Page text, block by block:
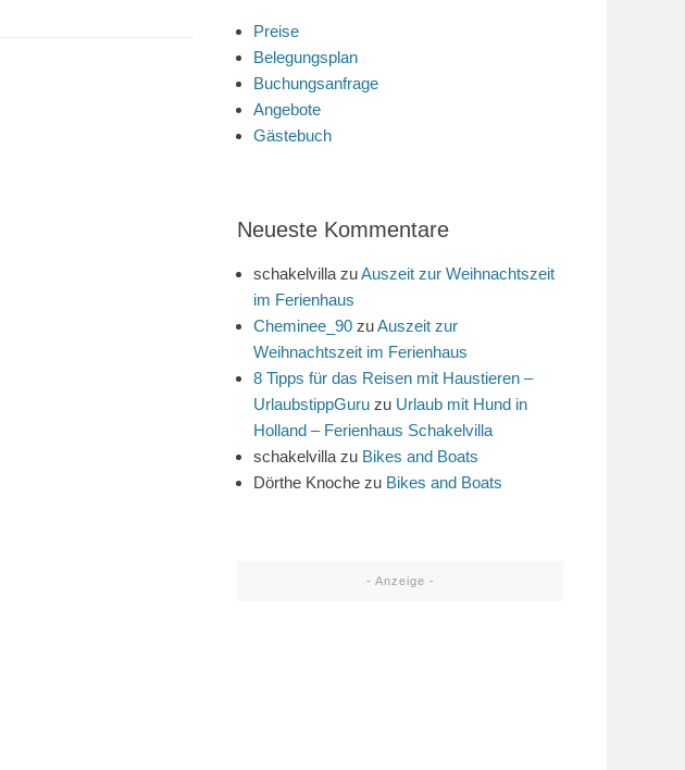
Preise
Belegungsplan
Buchungsanfrage
Angebote
Gästebuch
Neueste Kommentare
schakelvilla zuAuszeit zur Weihnachtszeit
im Ferienhaus
Cheminee_90 zuAuszeit zur
Weihnachtszeit im Ferienhaus
8 Tipps für das Reisen mit Haustieren –
UrlaubstippGuru zu Urlaub mit Hund in
Holland – Ferienhaus Schakelvilla
schakelvilla zu Bikes and Boats
Dörthe Knoche zu Bikes and Boats
- Anzeige -